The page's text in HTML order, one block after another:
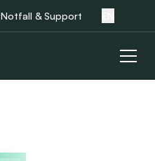
Notfall & Support